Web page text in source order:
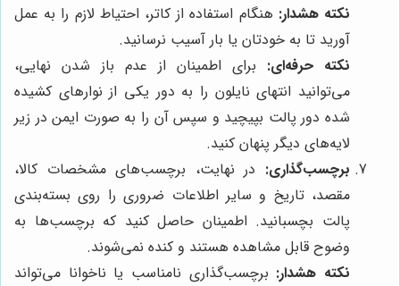
نکته هشدار: هنگام استفاده از کاتر، احتیاط لازم را به عمل
آورید تا به خودتان یا بار آسیب نرسانید.
نکته حرفه‌ای: برای اطمینان از عدم باز شدن نهایی،
می‌توانید انتهای نایلون را به دور یکی از نوارهای کشیده
شده دور پالت بپیچید و سپس آن را به صورت ایمن در زیر
لایه‌های دیگر پنهان کنید.
برچسب‌گذاری: در نهایت، برچسب‌های مشخصات کالا،
مقصد، تاریخ و سایر اطلاعات ضروری را روی بسته‌بندی
پالت بچسبانید. اطمینان حاصل کنید که برچسب‌ها به
وضوح قابل مشاهده هستند و کنده نمی‌شوند.
نکته هشدار: برچسب‌گذاری نامناسب یا ناخوانا می‌تواند